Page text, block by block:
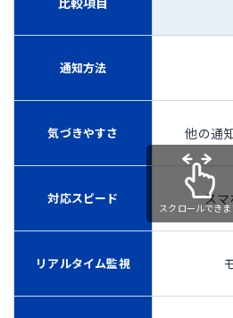
通知方法
気づきやすさ 他の通
対応スピード スマ
リアルタイム監視